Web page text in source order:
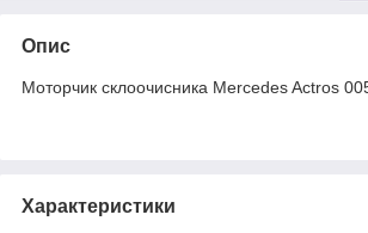
Опис
Моторчик склоочисника Mercedes Actros
Характеристики